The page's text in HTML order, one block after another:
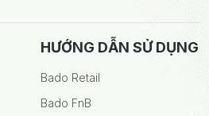
HƯỚNG DẪN SỬ DỤNG
Bado Retail
Bado FnB